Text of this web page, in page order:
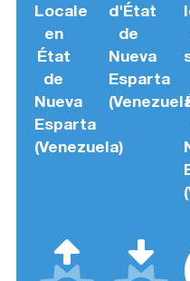
Locale
en
État
de
Nueva
Esparta
(Venezuela)
d'État
de
Nueva
Esparta